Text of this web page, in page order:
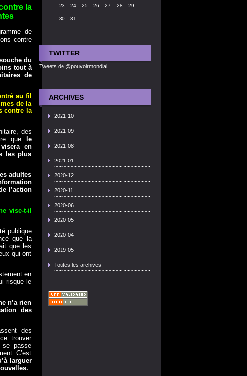
23 24 25 26 27 28 29
30 31
TWITTER
Tweets de @pouvoirmondial
ARCHIVES
2021-10
2021-09
2021-08
2021-01
2020-12
2020-11
2020-06
2020-05
2020-04
2019-05
Toutes les archives
la
de
contre
du
tout à
de
au fil
de la
contre la
des
que
le
en
les plus
adultes
l’action
vise-t-il
publique
que la
que les
qui ont
en
risque le
n’a rien
des
des
trouver
se passe
C’est
larguer